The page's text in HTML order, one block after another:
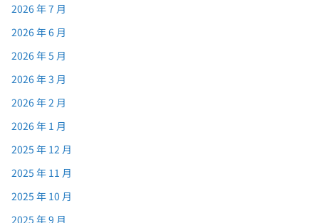
2026 年 7 月
2026 年 6 月
2026 年 5 月
2026 年 3 月
2026 年 2 月
2026 年 1 月
2025 年 12 月
2025 年 11 月
2025 年 10 月
2025 年 9 月